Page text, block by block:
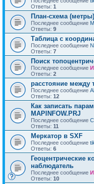
Ответы: 1
План-схема
Последнее сообщение
Ответы: 9
Таблица с
Последнее сообщение
Ответы: 7
Поиск
Последнее сообщение
Ответы: 2
расстояние между
Последнее сообщение
Ответы: 12
Как записать
MAPINFOW.PRJ
Последнее сообщение
Ответы: 11
Меркатор в SXF
Последнее сообщение
Ответы: 6
Геоцентрические
наблюдатель
Последнее сообщение
Ответы: 10